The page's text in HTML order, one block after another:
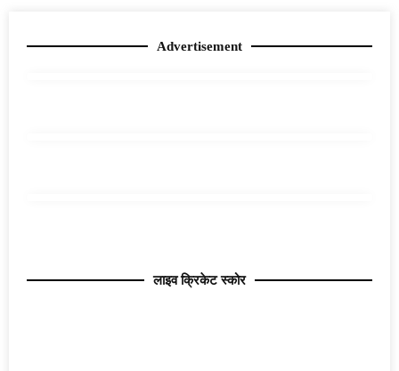
Advertisement
लाइव क्रिकेट स्कोर